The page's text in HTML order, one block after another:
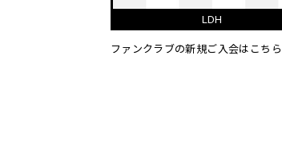
FRIENDLY & CLEAN
LDHライブツアー・ルール＆マナー